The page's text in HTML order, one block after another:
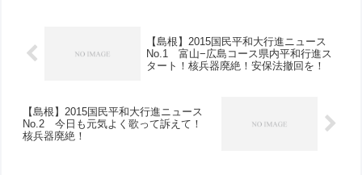
【島根】2015国民平和大行進ニュース
No.1 富山−広島コース県内平和行進ス
タート！核兵器廃絶！安保法撤回を！
【島根】2015国民平和大行進ニュース
No.2 今日も元気よく歌って訴えて！
核兵器廃絶！